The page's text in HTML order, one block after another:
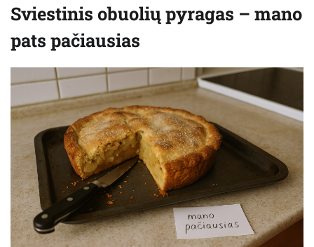
Sviestinis obuolių pyragas – mano
pats pačiausias